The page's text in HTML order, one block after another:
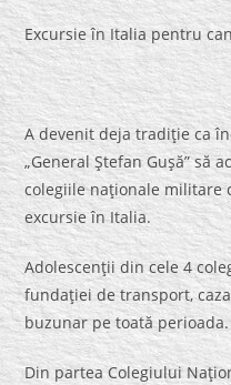
Excursie în Italia pentru
A devenit deja tradiţie ca
„General Ştefan Guşă” să
colegiile naţionale militare
excursie în Italia.
Adolescenţii din cele 4
fundaţiei de transport,
buzunar pe toată perioada.
Din partea Colegiului